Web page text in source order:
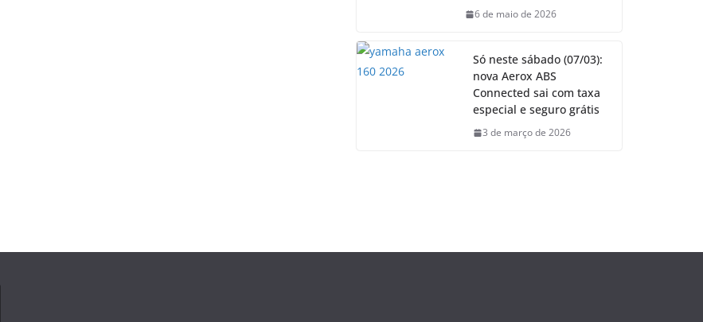
6 de maio de 2026
Só neste sábado (07/03):
nova Aerox ABS
Connected sai com taxa
especial e seguro grátis
3 de março de 2026